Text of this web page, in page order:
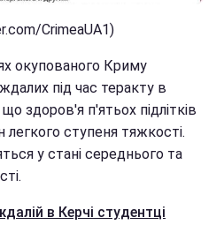
CrimeaUA1)
окупованого Криму
під час теракту в
здоров'я п'ятьох підлітків
легкого ступеня тяжкості.
у стані середнього та
в Керчі студентці